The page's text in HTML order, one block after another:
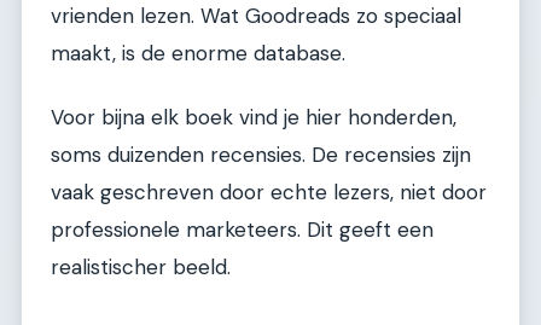
vrienden lezen. Wat Goodreads zo speciaal
maakt, is de enorme database.
Voor bijna elk boek vind je hier honderden,
soms duizenden recensies. De recensies zijn
vaak geschreven door echte lezers, niet door
professionele marketeers. Dit geeft een
realistischer beeld.